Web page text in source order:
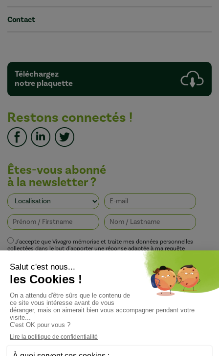
Contact
Téléchargez
notre plaquette
Restons connectés !
Êtes-vous abonné
à la newsletter ?
J'accepte que Vivagro mémorise et traite mes données personnelles
collectées dans le but d'apporter une réponse adaptée à ma requête
conformément à la politique de protection de la vie privée de Vivagro.
I agree that Vivagro stores and processes my personal data collected in order
to provide an appropriate response to my request in accordance with
Vivagro's privacy policy.